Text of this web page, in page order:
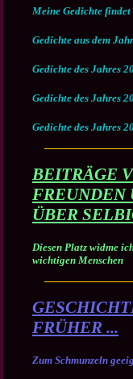
Meine Gedichte
Gedichte aus dem
Gedichte des Jahres
Gedichte des Jahres
Gedichte des Jahres
BEITRÄGE
FREUNDEN
ÜBER
Diesen Platz widme
wichtigen Menschen
FRÜHER ...
Zum Schmunzeln